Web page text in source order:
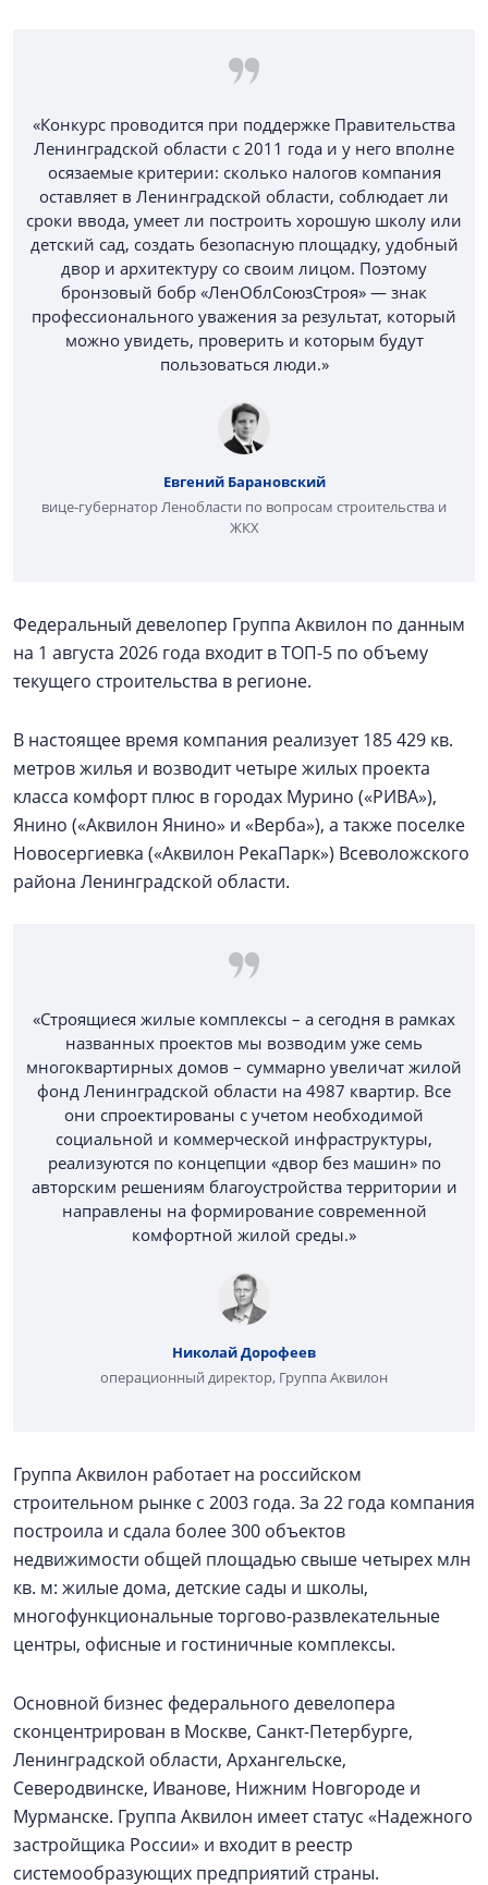
«Конкурс проводится при поддержке Правительства
Ленинградской области с 2011 года и у него вполне
осязаемые критерии: сколько налогов компания
оставляет в Ленинградской области, соблюдает ли
сроки ввода, умеет ли построить хорошую школу или
детский сад, создать безопасную площадку, удобный
двор и архитектуру со своим лицом. Поэтому
бронзовый бобр «ЛенОблСоюзСтроя» — знак
профессионального уважения за результат, который
можно увидеть, проверить и которым будут
пользоваться люди.»
Евгений Барановский
вице-губернатор Ленобласти по вопросам строительства и
ЖКХ
Федеральный девелопер Группа Аквилон по данным
на 1 августа 2026 года входит в ТОП-5 по объему
текущего строительства в регионе.
В настоящее время компания реализует 185 429 кв.
метров жилья и возводит четыре жилых проекта
класса комфорт плюс в городах Мурино («РИВА»),
Янино («Аквилон Янино» и «Верба»), а также поселке
Новосергиевка («Аквилон РекаПарк») Всеволожского
района Ленинградской области.
«Строящиеся жилые комплексы – а сегодня в рамках
названных проектов мы возводим уже семь
многоквартирных домов – суммарно увеличат жилой
фонд Ленинградской области на 4987 квартир. Все
они спроектированы с учетом необходимой
социальной и коммерческой инфраструктуры,
реализуются по концепции «двор без машин» по
авторским решениям благоустройства территории и
направлены на формирование современной
комфортной жилой среды.»
Николай Дорофеев
операционный директор, Группа Аквилон
Группа Аквилон работает на российском
строительном рынке с 2003 года. За 22 года компания
построила и сдала более 300 объектов
недвижимости общей площадью свыше четырех млн
кв. м: жилые дома, детские сады и школы,
многофункциональные торгово-развлекательные
центры, офисные и гостиничные комплексы.
Основной бизнес федерального девелопера
сконцентрирован в Москве, Санкт-Петербурге,
Ленинградской области, Архангельске,
Северодвинске, Иванове, Нижним Новгороде и
Мурманске. Группа Аквилон имеет статус «Надежного
застройщика России» и входит в реестр
системообразующих предприятий страны.